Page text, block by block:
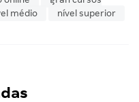
médio
nível superior